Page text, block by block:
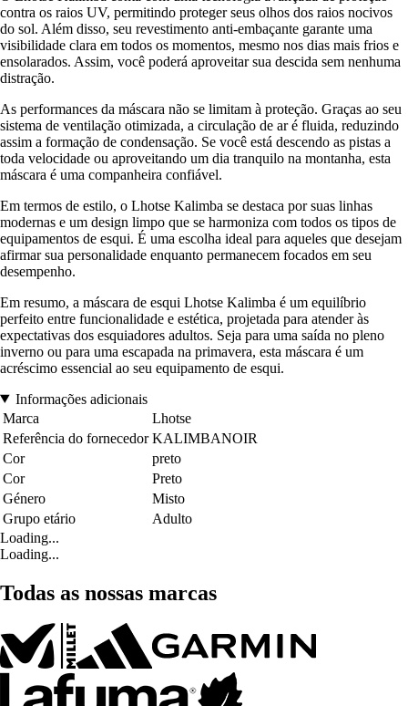
contra os raios UV, permitindo proteger seus olhos dos raios nocivos
do sol. Além disso, seu revestimento anti-embaçante garante uma
visibilidade clara em todos os momentos, mesmo nos dias mais frios e
ensolarados. Assim, você poderá aproveitar sua descida sem nenhuma
distração.
As performances da máscara não se limitam à proteção. Graças ao seu
sistema de ventilação otimizada, a circulação de ar é fluida, reduzindo
assim a formação de condensação. Se você está descendo as pistas a
toda velocidade ou aproveitando um dia tranquilo na montanha, esta
máscara é uma companheira confiável.
Em termos de estilo, o Lhotse Kalimba se destaca por suas linhas
modernas e um design limpo que se harmoniza com todos os tipos de
equipamentos de esqui. É uma escolha ideal para aqueles que desejam
afirmar sua personalidade enquanto permanecem focados em seu
desempenho.
Em resumo, a máscara de esqui Lhotse Kalimba é um equilíbrio
perfeito entre funcionalidade e estética, projetada para atender às
expectativas dos esquiadores adultos. Seja para uma saída no pleno
inverno ou para uma escapada na primavera, esta máscara é um
acréscimo essencial ao seu equipamento de esqui.
Informações adicionais
Marca
Lhotse
Referência do fornecedor KALIMBANOIR
Cor
preto
Cor
Preto
Género
Misto
Grupo etário
Adulto
Loading...
Loading...
Todas as nossas marcas